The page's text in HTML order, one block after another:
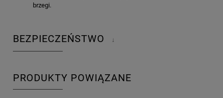
brzegi.
BEZPIECZEŃSTWO ↓
PRODUKTY POWIĄZANE